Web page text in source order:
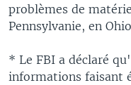
problèmes de
Pennsylvanie, en
* Le FBI a déclaré
informations faisant